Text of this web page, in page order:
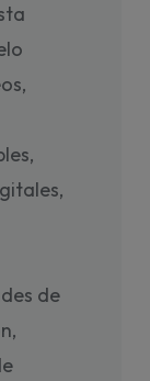
de